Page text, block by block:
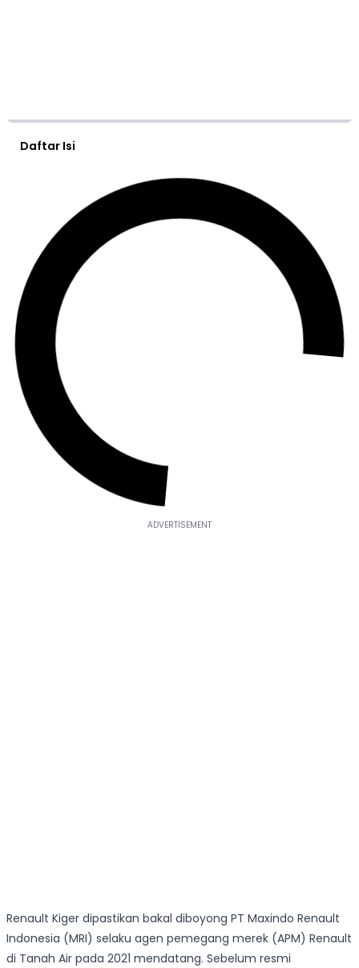
Daftar Isi
Renault Kiger dipastikan bakal diboyong PT Maxindo Renault
Indonesia (MRI) selaku agen pemegang merek (APM) Renault
di Tanah Air pada 2021 mendatang. Sebelum resmi